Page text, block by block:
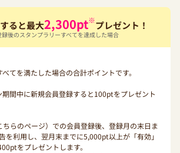
ると最大2,300pt※プレゼント！
後のスタンプラリーすべてを達成した場合
てを満たした場合の合計ポイントです。
期間中に新規会員登録すると100ptをプレゼント
ちらのページ）での会員登録後、登録月の末日ま
を利用し、翌月末までに5,000pt以上が「有効」
をプレゼントします。